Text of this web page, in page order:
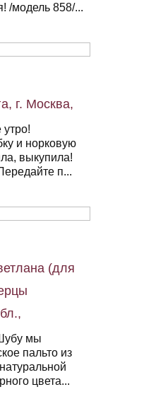
/модель 858/...
г. Москва,
утро!
и норковую
выкупила!
п...
(для
мы
пальто из
цвета...